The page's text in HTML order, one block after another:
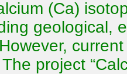
(Ca)
geological,
project